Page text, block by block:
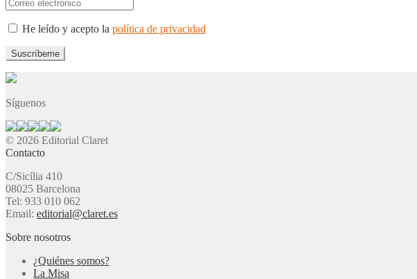
He leído y acepto la política de privacidad
Síguenos
© 2026 Editorial Claret
Contacto
C/Sicília 410
08025 Barcelona
Tel: 933 010 062
Email: editorial@claret.es
Sobre nosotros
¿Quiénes somos?
La Misa